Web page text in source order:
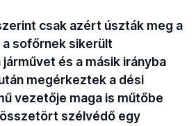
csak azért úszták meg a
sofőrnek sikerült
és a másik irányba
megérkeztek a dési
vezetője maga is műtőbe
szélvédő egy